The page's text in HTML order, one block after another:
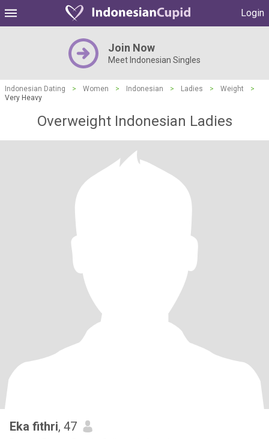
Login
Join Now
Meet Indonesian Singles
Indonesian Dating > Women > Indonesian > Ladies > Weight
>
Very Heavy
Overweight Indonesian Ladies
Eka fithri, 47